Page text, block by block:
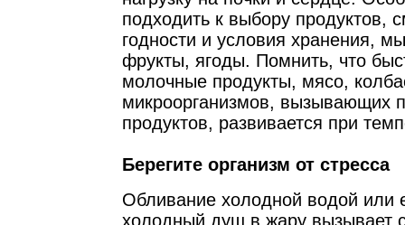
подходить к выбору продуктов,
годности и условия хранения,
фрукты, ягоды. Помнить, что
молочные продукты, мясо,
микроорганизмов, вызывающих
продуктов, развивается при
Берегите организм от стресса
Обливание холодной водой или
холодный душ в жару вызывает